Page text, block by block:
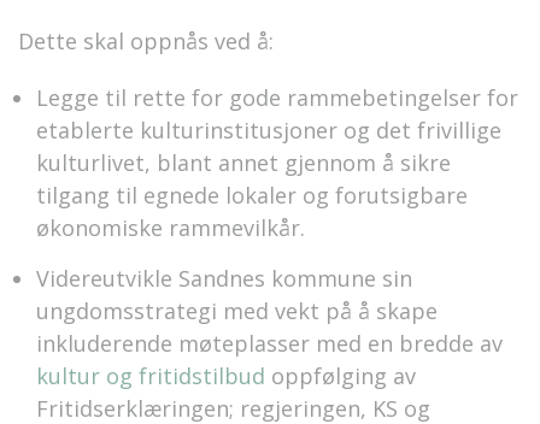
Dette skal oppnås ved å:
Legge til rette for gode rammebetingelser for
etablerte kulturinstitusjoner og det frivillige
kulturlivet, blant annet gjennom å sikre
tilgang til egnede lokaler og forutsigbare
økonomiske rammevilkår.
Videreutvikle Sandnes kommune sin
ungdomsstrategi med vekt på å skape
inkluderende møteplasser med en bredde av
kultur og fritidstilbud oppfølging av
Fritidserklæringen; regjeringen, KS og